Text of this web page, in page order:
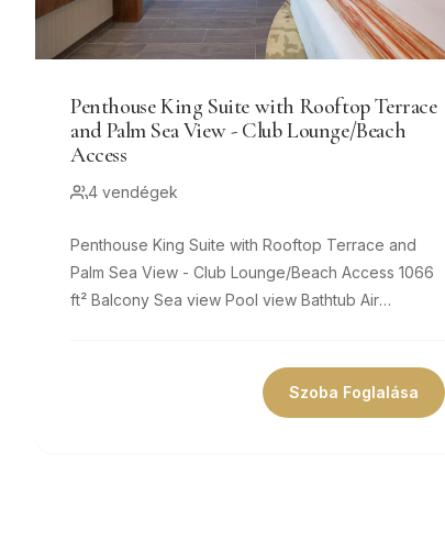
Penthouse King Suite with Rooftop Terrace
and Palm Sea View - Club Lounge/Beach
Access
4 vendégek
Penthouse King Suite with Rooftop Terrace and
Palm Sea View - Club Lounge/Beach Access 1066
ft² Balcony Sea view Pool view Bathtub Air
Szoba Foglalása